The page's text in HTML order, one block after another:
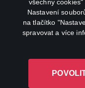
všechny
Nastavení
na tlačítko
spravovat a více
L-1246 Luxembourg